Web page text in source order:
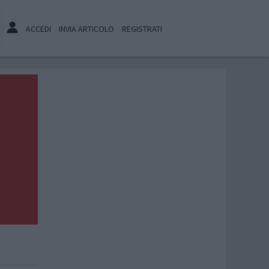
ACCEDI INVIA ARTICOLO REGISTRATI